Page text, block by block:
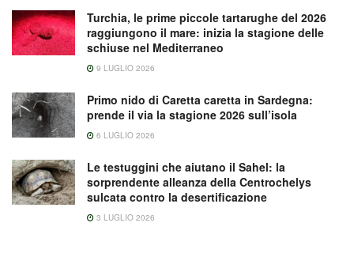
Turchia, le prime piccole tartarughe del 2026
raggiungono il mare: inizia la stagione delle
schiuse nel Mediterraneo
9 LUGLIO 2026
Primo nido di Caretta caretta in Sardegna:
prende il via la stagione 2026 sull’isola
6 LUGLIO 2026
Le testuggini che aiutano il Sahel: la
sorprendente alleanza della Centrochelys
sulcata contro la desertificazione
3 LUGLIO 2026